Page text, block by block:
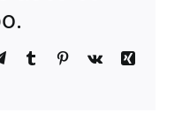
TelegramTumblr Pinterest
Vk
Xing